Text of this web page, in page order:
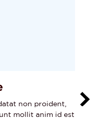
non proident,
mollit anim id est